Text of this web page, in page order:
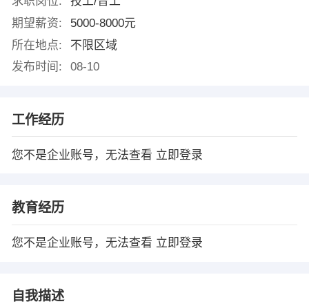
期望薪资:
5000-8000元
所在地点:
不限区域
发布时间:
08-10
工作经历
您不是企业账号，无法查看 立即登录
教育经历
您不是企业账号，无法查看 立即登录
自我描述